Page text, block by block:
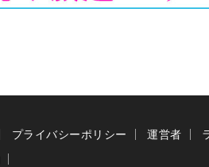
プライバシーポリシー 運営者